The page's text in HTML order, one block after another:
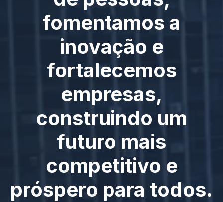
fomentamos a
inovação e
fortalecemos
empresas,
construindo um
futuro mais
competitivo e
próspero para todos.